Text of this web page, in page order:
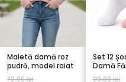
Maletă damă roz
pudră, model raiat
72.00 lei
Set 12
Damă
– 6 Albe
99.00 lei